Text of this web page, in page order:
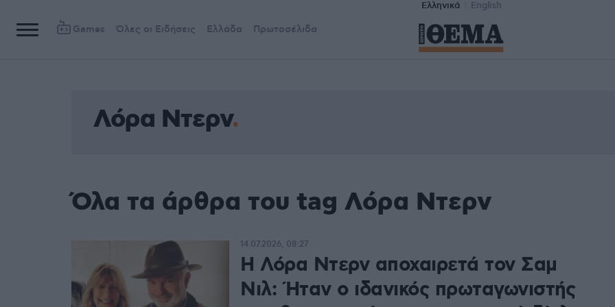
Ελληνικά English
Games Όλες οι Ειδήσεις Ελλάδα Πρωτοσέλιδα
Λόρα Ντερν
Όλα τα άρθρα του tag Λόρα Ντερν
Η Λόρα Ντερν αποχαιρετά τον Σαμ
Νιλ: Ήταν ο ιδανικός πρωταγωνιστής
14.07.2026, 08:27